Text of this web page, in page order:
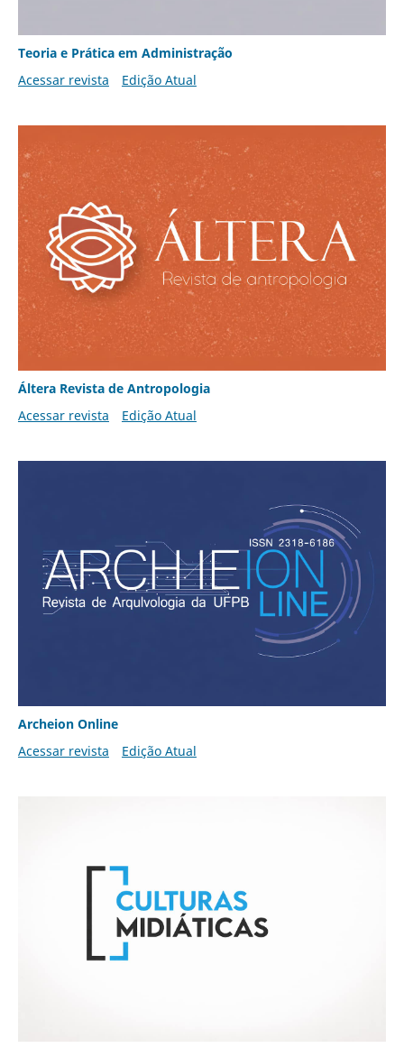
Teoria e Prática em Administração
Acessar revista
Edição Atual
Áltera Revista de Antropologia
Acessar revista
Edição Atual
Archeion Online
Acessar revista
Edição Atual